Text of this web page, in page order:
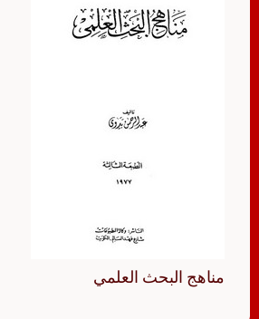
مناهج البحث العلمي